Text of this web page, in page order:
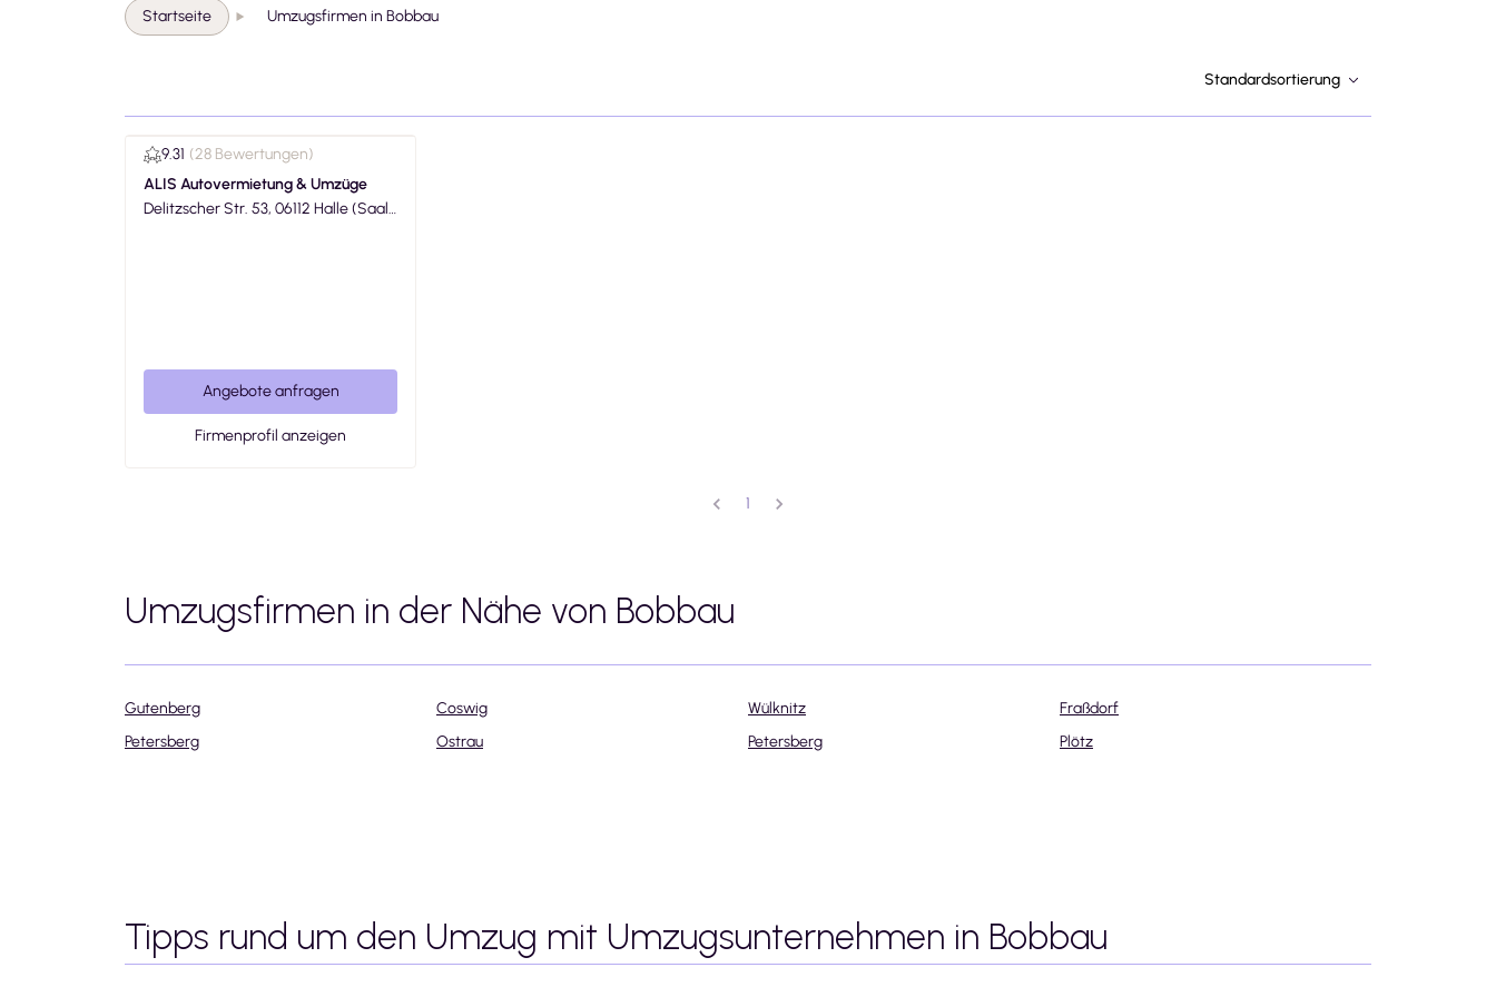
Startseite Umzugsfirmen in Bobbau
Standardsortierung
9.31 (28 Bewertungen)
ALIS Autovermietung & Umzüge
Delitzscher Str. 53, 06112 Halle (Saal
Angebote anfragen
Firmenprofil anzeigen
1
Umzugsfirmen in der Nähe von Bobbau
Gutenberg Coswig Wülknitz
Fraßdorf
Petersberg
Ostrau Petersberg Plötz
Tipps rund um den Umzug mit Umzugsunternehmen in Bobbau